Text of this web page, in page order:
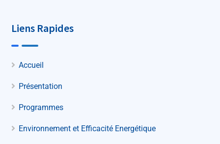
Liens Rapides
Accueil
Présentation
Programmes
Environnement et Efficacité Energétique